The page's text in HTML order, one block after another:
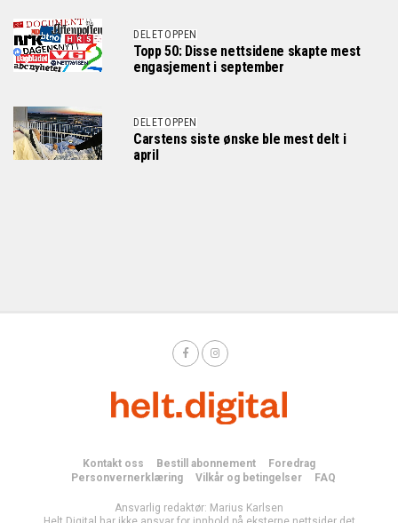
DELETOPPEN
Topp 50: Disse nettsidene skapte mest
engasjement i september
DELETOPPEN
Carstens siste ønske ble mest delt i
april
Kontakt oss Bestill abonnement
Foredrag
Personvernerklæring
Vilkår og betingelser FAQ
Ansvarlig redaktør: Marius Karlsen